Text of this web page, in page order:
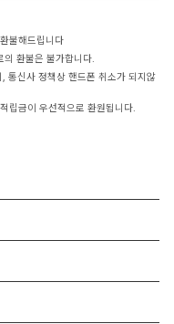
불해드립니다
환불은 불가합니다.
통신사 정책상 핸드폰 취소가 되지않
립금이 우선적으로 환원됩니다.